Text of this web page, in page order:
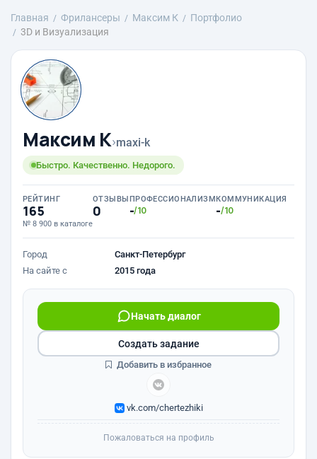
Главная Фрилансеры Максим К
Портфолио
3D и Визуализация
Максим К›maxi-k
Быстро. Качественно. Недорого.
РЕЙТИНГ
165
№ 8 900 в каталоге
ОТЗЫВЫ
0
ПРОФЕССИОНАЛИЗМ
-/10
КОММУНИКАЦИЯ
-/10
Город
Санкт-Петербург
На сайте с
2015 года
Начать диалог
vk.com/chertezhiki
Создать задание
Добавить в избранное
Пожаловаться на профиль